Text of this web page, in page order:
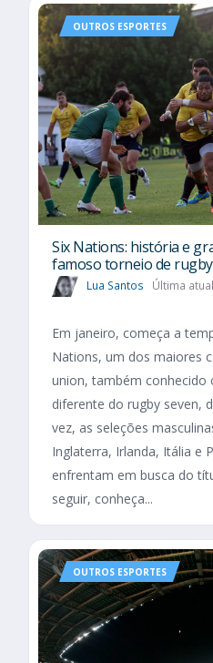
OUTROS ESPORTES
Six Nations​: história e
famoso torneio de rugby
Lua Santos Última
Em janeiro, começa a
Nations, um dos maiores
union, também conhecido
diferente do rugby seven,
vez, as seleções
Inglaterra, Irlanda, Itália e
enfrentam em busca do
seguir, conheça...
OUTROS ESPORTES